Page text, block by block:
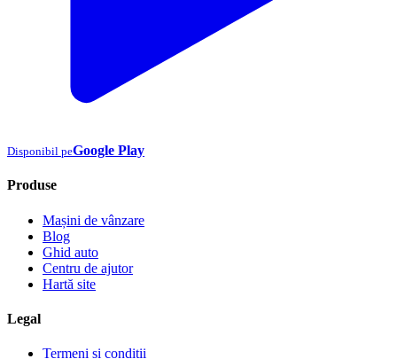
Disponibil peGoogle Play
Produse
Mașini de vânzare
Blog
Ghid auto
Centru de ajutor
Hartă site
Legal
Termeni și condiții